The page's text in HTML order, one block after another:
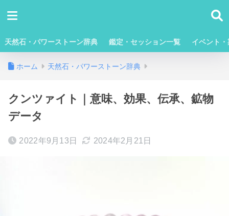
天然石・パワーストーン辞典 鑑定・セッション一覧 イベント
ホーム 天然石・パワーストーン辞典
クンツァイト｜意味、効果、伝承、鉱物
データ
2022年9月13日 2024年2月21日